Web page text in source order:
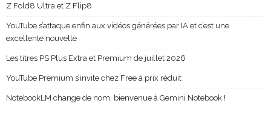
Z Fold8 Ultra et Z Flip8
YouTube s’attaque enfin aux vidéos générées par IA et c’est une
excellente nouvelle
Les titres PS Plus Extra et Premium de juillet 2026
YouTube Premium s’invite chez Free à prix réduit
NotebookLM change de nom, bienvenue à Gemini Notebook !